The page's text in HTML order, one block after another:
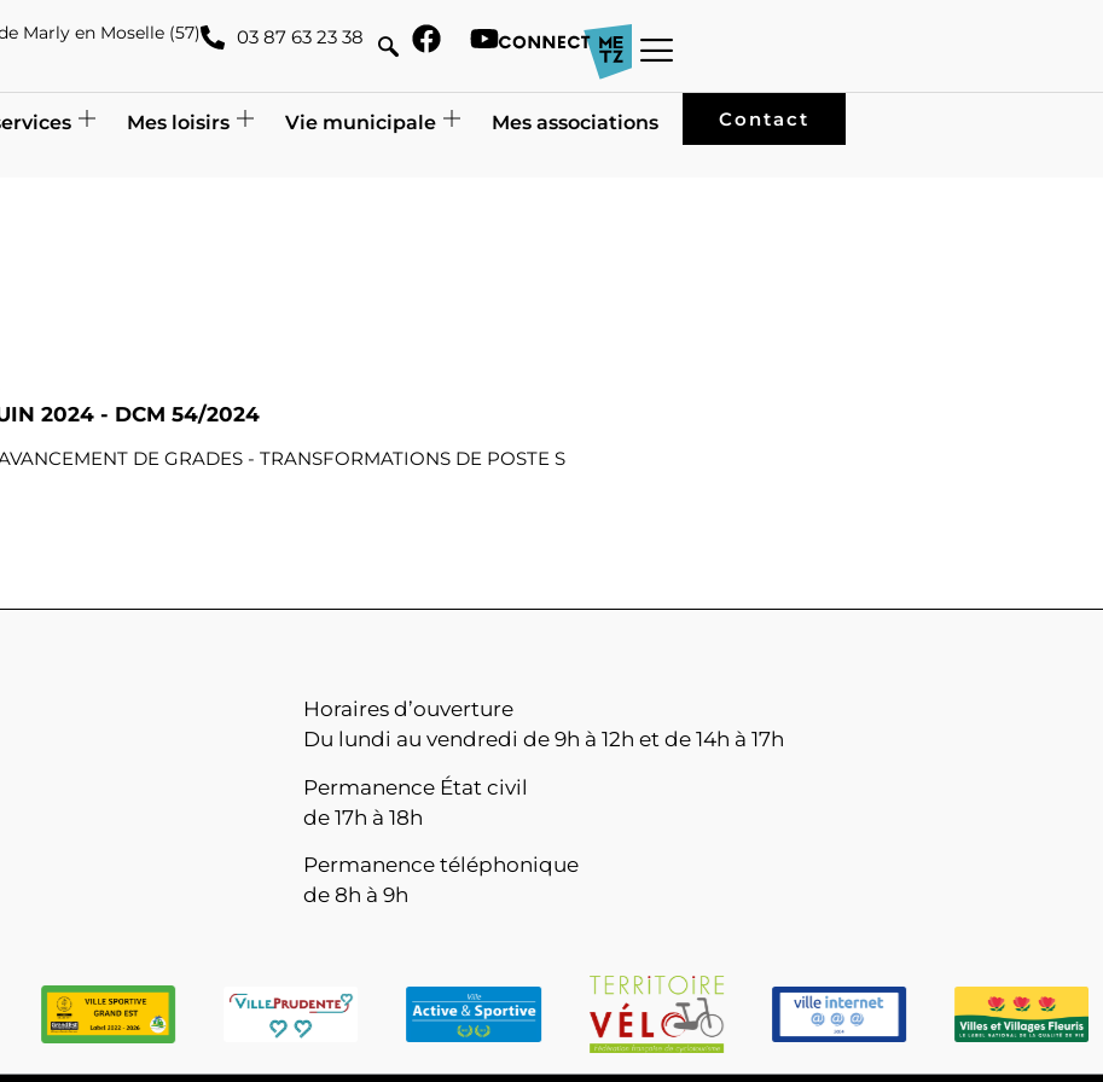
Marly en Moselle (57) 03 87 63 23 38
Mes loisirs Vie municipale Mes associations Contact
2024 - DCM 54/2024
DE GRADES - TRANSFORMATIONS DE POSTE S
Horaires d’ouverture
Du lundi au vendredi de 9h à 12h et de 14h à 17h
Permanence État civil
de 17h à 18h
Permanence téléphonique
de 8h à 9h